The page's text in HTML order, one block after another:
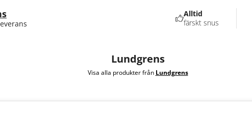
Lundgrens
Visa alla produkter från Lundgrens
Alltid
färskt snus